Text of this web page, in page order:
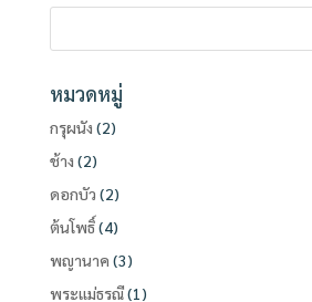
หมวดหมู่
กรุผนัง (2)
ช้าง (2)
ดอกบัว (2)
ต้นโพธิ์(4)
พญานาค (3)
พระแม่ธรณี(1)